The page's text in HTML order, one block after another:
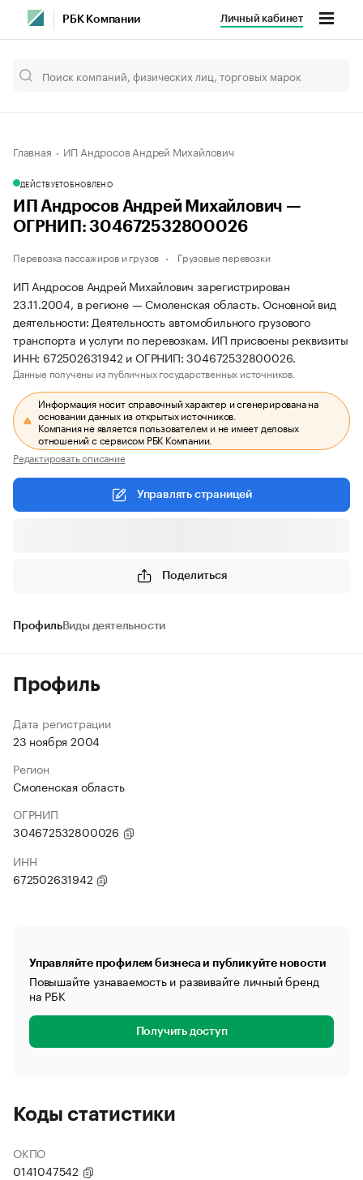
РБК Компании Личный кабинет
Главная ИП Андросов Андрей Михайлович
ДЕЙСТВУЕТОБНОВЛЕНО
ИП Андросов Андрей Михайлович —
ОГРНИП: 304672532800026
Перевозка пассажиров и грузов Грузовые перевозки
ИП Андросов Андрей Михайлович зарегистрирован
23.11.2004, в регионе — Смоленская область. Основной вид
деятельности: Деятельность автомобильного грузового
транспорта и услуги по перевозкам. ИП присвоены реквизиты
ИНН: 672502631942 и ОГРНИП: 304672532800026.
Данные получены из публичных государственных источников.
Информация носит справочный характер и сгенерирована на
основании данных из открытых источников.
Компания не является пользователем и не имеет деловых
отношений с сервисом РБК Компании.
Редактировать описание
Управлять страницей
Поделиться
ПрофильВиды деятельности
Профиль
Дата регистрации
23 ноября 2004
Регион
Смоленская область
ОГРНИП
304672532800026
ИНН
672502631942
Управляйте профилем бизнеса и публикуйте новости
Повышайте узнаваемость и развивайте личный бренд
на РБК
Получить доступ
Коды статистики
ОКПО
0141047542